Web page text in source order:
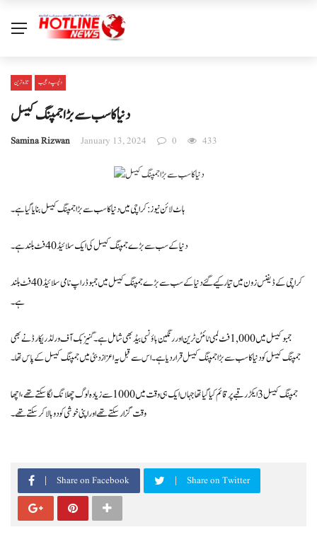
تازہ ترین دلچسپ و عجیب
دنیا کا سب سے بڑا جمپنگ کیسل
Samina Rizwan January 13, 2024 0 433
ہاٹ لائن نیوز : کراچی میں دنیا کا سب سے بڑا جمپنگ کیسل بنایا گیا ہے۔
دنیا کے سب سے بڑے جمپنگ کیسل کی ایک سلائیڈ 40 فٹ بلند ہے۔
کراچی کے ڈیفنس زون میں تیار کیے گئے دنیا کے سب سے بڑے جمپنگ کیسل میں جمبو ڈراپ نامی سلائیڈ 40 فٹ بلند
ہے۔
جمبو کیسل میں 1,000 فٹ لمبی ٹائٹن ٹرین اور رنگین باؤنسی بیڈ بھی شامل ہے۔ گنیز بک آف ورلڈ ریکارڈ نے بھی
جمپنگ کیسل کو دنیا کا سب سے بڑا جمپنگ کیسل قرار دیا ہے۔ اس سے قبل یہ اعزاز دبئی میں جمپنگ کیسل کے پاس تھا۔
جمپنگ کیسل 3 ایکڑ رقبے پر قائم کیا گیا تھا جہاں ایک ہی وقت میں 1000 سے زیادہ لوگ چھلانگ لگا سکتے تھے، اچھا
وقت گزار سکتے تھے اور اپنی خوشی کو دوبالا کر سکتے تھے۔
Share on Facebook Share on Twitter